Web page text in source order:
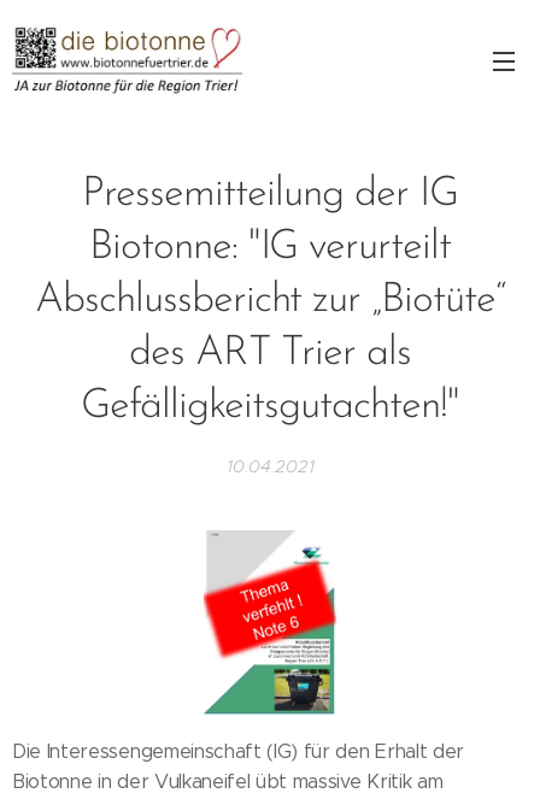
Pressemitteilung der IG
Biotonne: "IG verurteilt
Abschlussbericht zur „Biotüte“
des ART Trier als
Gefälligkeitsgutachten!"
10.04.2021
Die Interessengemeinschaft (IG) für den Erhalt der
Biotonne in der Vulkaneifel übt massive Kritik am